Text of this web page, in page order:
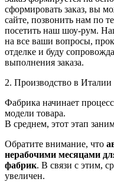
сформировать заказ, вы
сайте, позвонить нам по
посетить наш шоу-рум.
на все ваши вопросы,
отделке и буду
выполнения заказа.
2. Производство в Италии
Фабрика начинает
модели товара.
В среднем, этот этап
Обратите внимание, что
нерабочими месяцами
фабрик. В связи с этим,
увеличен.